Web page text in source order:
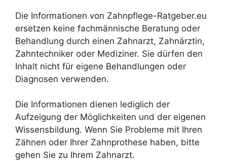
Die Informationen von Zahnpflege-Ratgeber.eu
ersetzen keine fachmännische Beratung oder
Behandlung durch einen Zahnarzt, Zahnärztin,
Zahntechniker oder Mediziner. Sie dürfen den
Inhalt nicht für eigene Behandlungen oder
Diagnosen verwenden.
Die Informationen dienen lediglich der
Aufzeigung der Möglichkeiten und der eigenen
Wissensbildung. Wenn Sie Probleme mit Ihren
Zähnen oder Ihrer Zahnprothese haben, bitte
gehen Sie zu Ihrem Zahnarzt.